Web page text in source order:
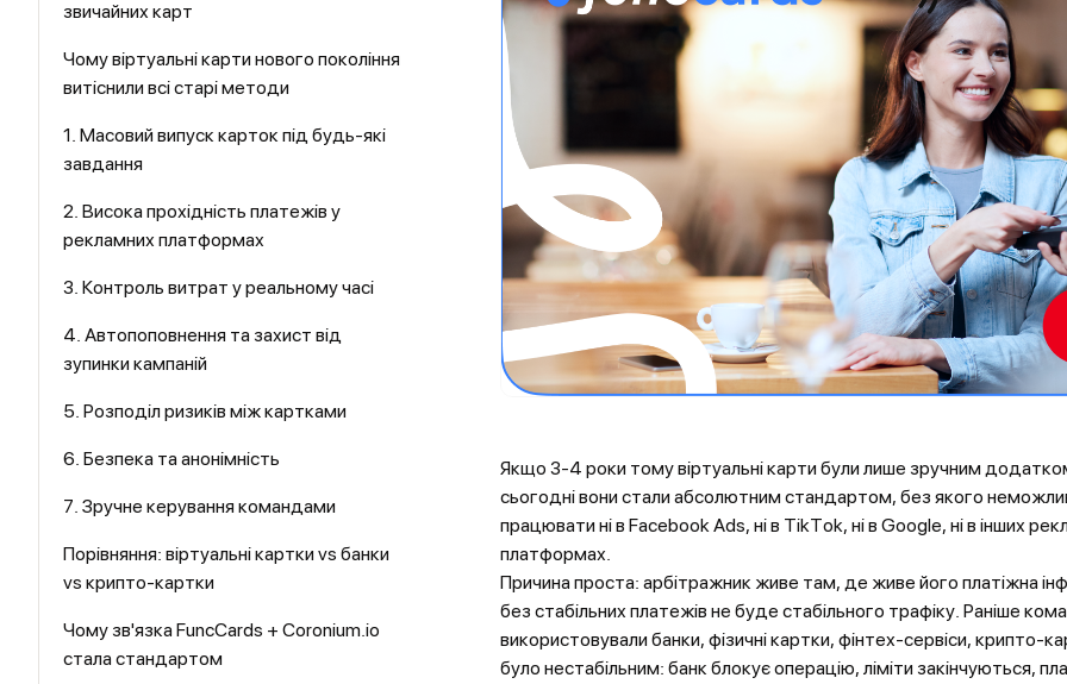
звичайних карт
Чому віртуальні карти нового покоління
витіснили всі старі методи
1. Масовий випуск карток під будь-які
завдання
2. Висока прохідність платежів у
рекламних платформах
3. Контроль витрат у реальному часі
4. Автопоповнення та захист від
зупинки кампаній
5. Розподіл ризиків між картками
6. Безпека та анонімність
7. Зручне керування командами
Порівняння: віртуальні картки vs банки
vs крипто-картки
Чому зв'язка FuncCards + Coronium.io
стала стандартом
Якщо 3-4 роки тому віртуальні карти були лише зручним
сьогодні вони стали абсолютним стандартом, без якого
працювати ні в Facebook Ads, ні в TikTok, ні в Google, ні в інших
платформах.
Причина проста: арбітражник живе там, де живе його платіжна
без стабільних платежів не буде стабільного трафіку. Раніше
використовували банки, фізичні картки, фінтех-сервіси, крипто-
було нестабільним: банк блокує операцію, ліміти закінчуються,